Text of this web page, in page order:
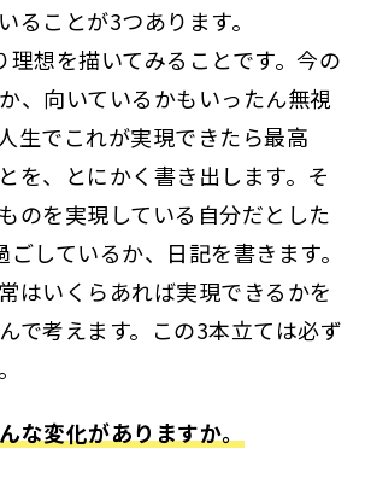
ることが3つあります。
理想を描いてみることです。今の
、向いているかもいったん無視
生でこれが実現できたら最高
を、とにかく書き出します。そ
のを実現している自分だとした
しているか、日記を書きます。
はいくらあれば実現できるかを
で考えます。この3本立ては必ず
な変化がありますか。